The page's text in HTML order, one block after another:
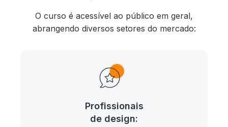
O curso é acessível ao público em geral,
abrangendo diversos setores do mercado:
Profissionais
de design: